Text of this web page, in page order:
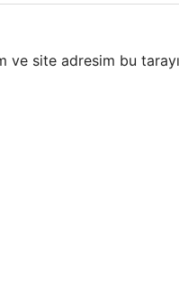
ve site adresim bu